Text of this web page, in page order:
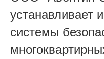
устанавливает
системы